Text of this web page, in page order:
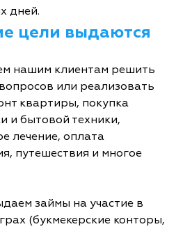
дней.
цели выдаются
нашим клиентам решить
или реализовать
квартиры, покупка
и бытовой техники,
лечение, оплата
путешествия и многое
займы на участие в
(букмекерские конторы,